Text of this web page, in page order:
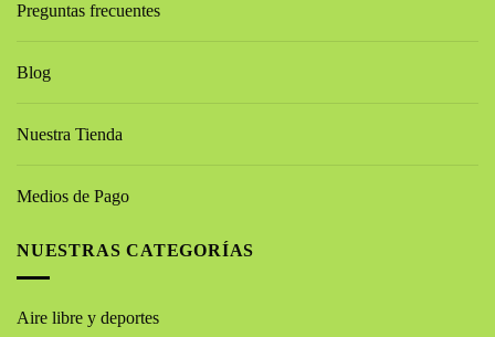
Preguntas frecuentes
Blog
Nuestra Tienda
Medios de Pago
NUESTRAS CATEGORÍAS
Aire libre y deportes